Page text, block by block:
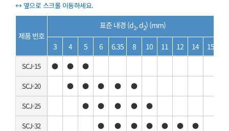
제품 번호
표준 내경 (d1, d2) (mm)
3 4 5 6 6.35 8 10 11 12 14 15
SCJ-15 ● ● ●
SCJ-20 ● ● ● ● ●
SCJ-25 ● ● ● ● ●
SCJ-32 ● ● ● ● ● ● ●